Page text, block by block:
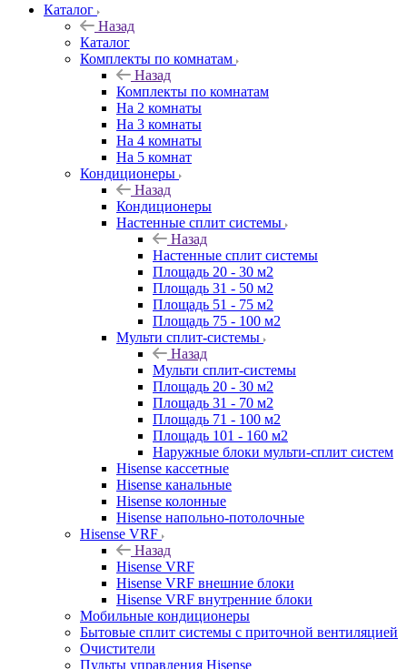
Каталог
Назад
Каталог
Комплекты по комнатам
Назад
Комплекты по комнатам
На 2 комнаты
На 3 комнаты
На 4 комнаты
На 5 комнат
Кондиционеры
Назад
Кондиционеры
Настенные сплит системы
Назад
Настенные сплит системы
Площадь 20 - 30 м2
Площадь 31 - 50 м2
Площадь 51 - 75 м2
Площадь 75 - 100 м2
Мульти сплит-системы
Назад
Мульти сплит-системы
Площадь 20 - 30 м2
Площадь 31 - 70 м2
Площадь 71 - 100 м2
Площадь 101 - 160 м2
Наружные блоки мульти-сплит систем
Hisense кассетные
Hisense канальные
Hisense колонные
Hisense напольно-потолочные
Hisense VRF
Назад
Hisense VRF
Hisense VRF внешние блоки
Hisense VRF внутренние блоки
Мобильные кондиционеры
Бытовые сплит системы с приточной вентиляцией
Очистители
Пульты управления Hisense